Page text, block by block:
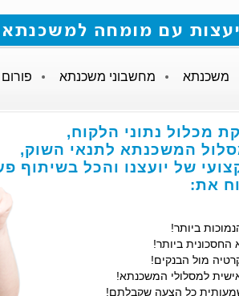
עם מומחה למשכנתאות חייגו 073-211-26-85 או
משכנתא מחשבוני משכנתא
מכלול נתוני הלקוח,
המשכנתא לתנאי השוק,
של יועצנו והכל בשיתוף
את:
ביותר!
ביותר!
למסלולי המשכנתא!
כל הצעה שקבלתם!